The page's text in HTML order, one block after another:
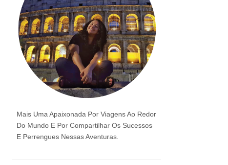
Mais Uma Apaixonada Por Viagens Ao Redor
Do Mundo E Por Compartilhar Os Sucessos
E Perrengues Nessas Aventuras.